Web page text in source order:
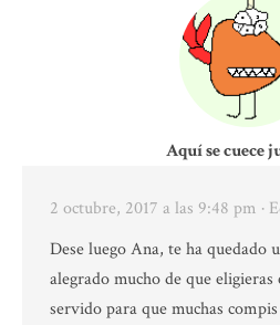
Aquí se cuece
2 octubre, 2017 a las 9:48 pm ·
Dese luego Ana, te ha quedado
alegrado mucho de que
servido para que muchas